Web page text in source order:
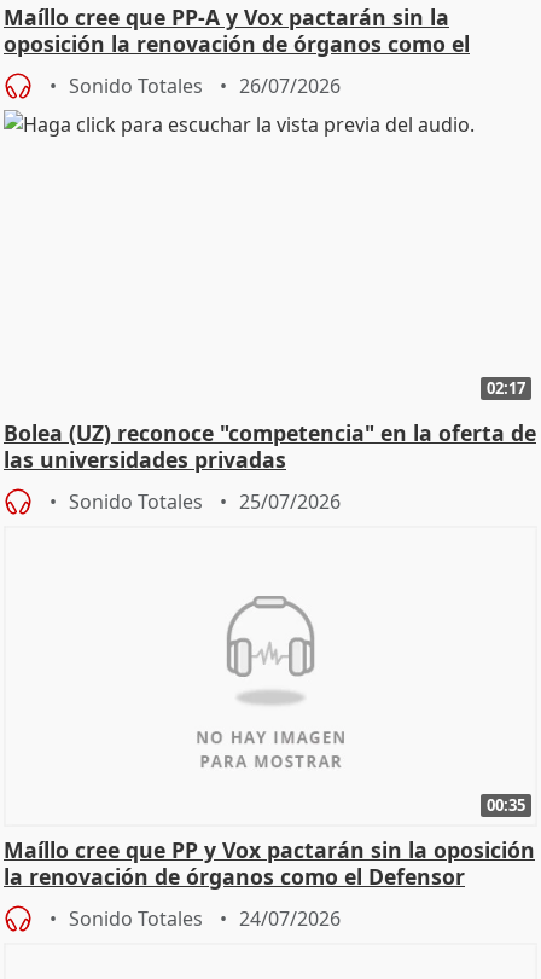
Maíllo cree que PP-A y Vox pactarán sin la
oposición la renovación de órganos como el
Defensor
Sonido Totales 26/07/2026
02:17
Bolea (UZ) reconoce "competencia" en la oferta de
las universidades privadas
Sonido Totales 25/07/2026
00:35
Maíllo cree que PP y Vox pactarán sin la oposición
la renovación de órganos como el Defensor
Sonido Totales 24/07/2026